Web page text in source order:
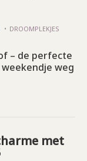
DROOMPLEKJES
– de perfecte
weg
met